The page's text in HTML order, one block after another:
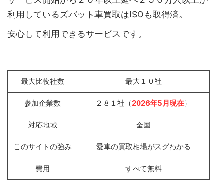
利用しているズバット車買取はISOも取得済。
安心して利用できるサービスです。
最大比較社数 最大１０社
参加企業数 ２８１社（2026年5月現在）
対応地域 全国
このサイトの強み 愛車の買取相場がスグわかる
費用 すべて無料